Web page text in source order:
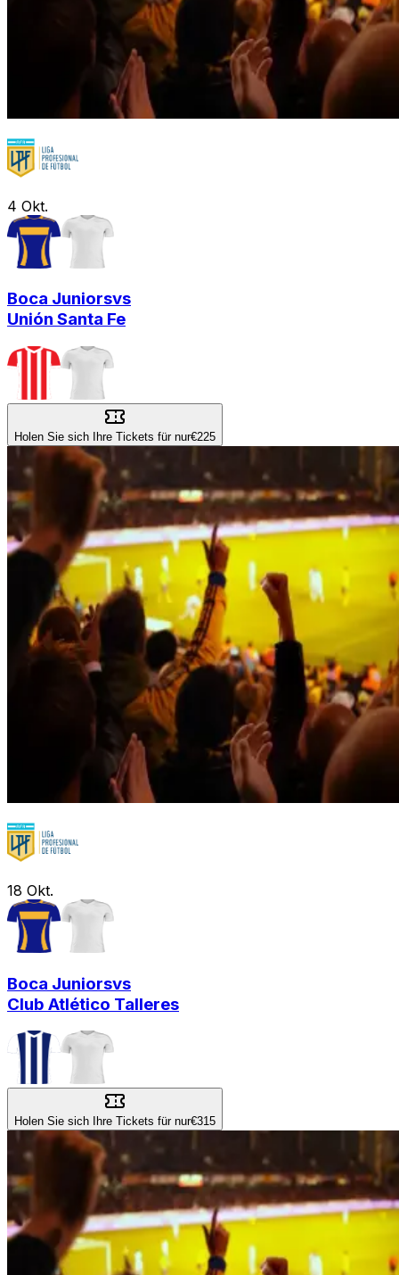
4 Okt.
Boca Juniorsvs
Unión Santa Fe
Holen Sie sich Ihre Tickets für nur€225
18 Okt.
Boca Juniorsvs
Club Atlético Talleres
Holen Sie sich Ihre Tickets für nur€315